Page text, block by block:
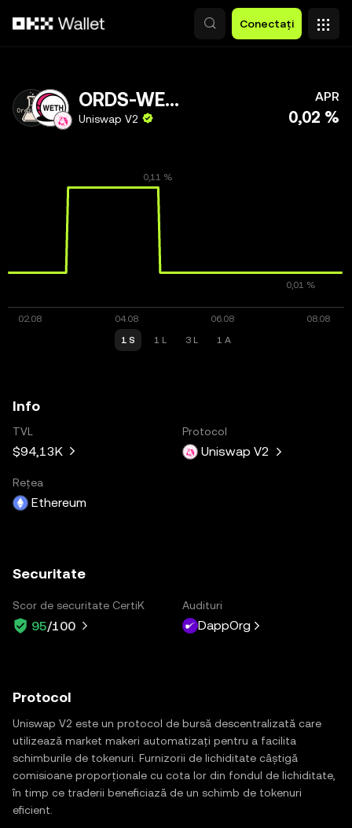
Conectați
ORDS-WETH
Uniswap V2
APR
0,02 %
1 S 1 L 3 L 1 A
Info
TVL
$94,13K
Protocol
Uniswap V2
Rețea
Ethereum
Securitate
Scor de securitate CertiK
95/100
Audituri
DappOrg
Protocol
Uniswap V2 este un protocol de bursă descentralizată care
utilizează market makeri automatizați pentru a facilita
schimburile de tokenuri. Furnizorii de lichiditate câștigă
comisioane proporționale cu cota lor din fondul de lichiditate,
în timp ce traderii beneficiază de un schimb de tokenuri
eficient.